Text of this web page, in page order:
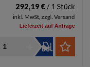
292,19 € / 1 Stück
inkl. MwSt, zzgl. Versand
Lieferzeit auf Anfrage